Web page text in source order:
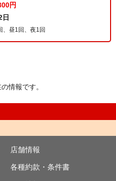
円
日
、昼1回、夜1回
情報です。
店舗情報
各種約款・条件書